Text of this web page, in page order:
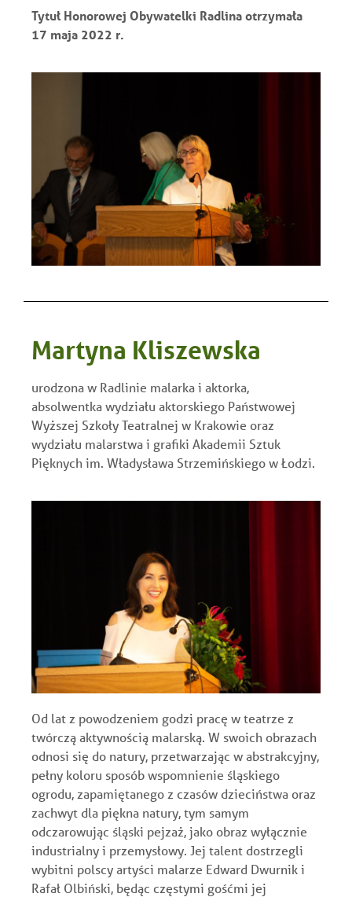
Tytuł Honorowej Obywatelki Radlina otrzymała
17 maja 2022 r.
Martyna Kliszewska
urodzona w Radlinie malarka i aktorka,
absolwentka wydziału aktorskiego Państwowej
Wyższej Szkoły Teatralnej w Krakowie oraz
wydziału malarstwa i grafiki Akademii Sztuk
Pięknych im. Władysława Strzemińskiego w Łodzi.
Od lat z powodzeniem godzi pracę w teatrze z
twórczą aktywnością malarską. W swoich obrazach
odnosi się do natury, przetwarzając w abstrakcyjny,
pełny koloru sposób wspomnienie śląskiego
ogrodu, zapamiętanego z czasów dzieciństwa oraz
zachwyt dla piękna natury, tym samym
odczarowując śląski pejzaż, jako obraz wyłącznie
industrialny i przemysłowy. Jej talent dostrzegli
wybitni polscy artyści malarze Edward Dwurnik i
Rafał Olbiński, będąc częstymi gośćmi jej